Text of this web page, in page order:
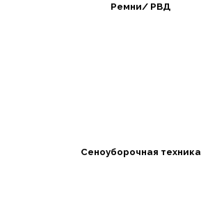
Ремни/ РВД
Сеноуборочная техника